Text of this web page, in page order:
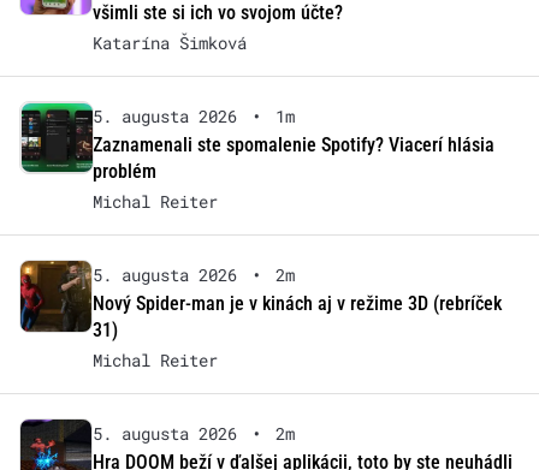
všimli ste si ich vo svojom účte?
Katarína Šimková
5. augusta 2026 •
1m
Zaznamenali ste spomalenie Spotify? Viacerí hlásia
problém
Michal Reiter
5. augusta 2026 •
2m
Nový Spider-man je v kinách aj v režime 3D (rebríček
31)
Michal Reiter
5. augusta 2026 •
2m
Hra DOOM beží v ďalšej aplikácii, toto by ste neuhádli